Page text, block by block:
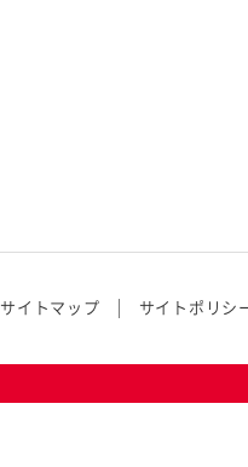
サイトマップ サイトポリシ